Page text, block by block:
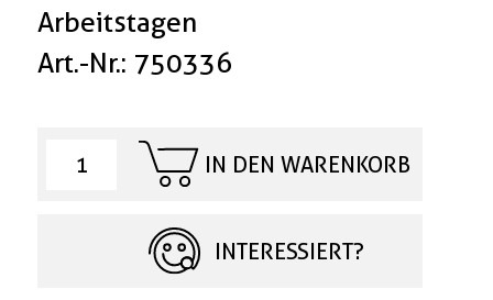
Arbeitstagen
Art.-Nr.: 750336
IN DEN WARENKORB
INTERESSIERT?